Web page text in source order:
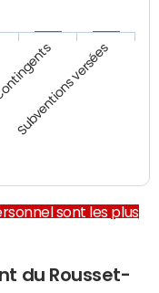
Subventions versées
sont les plus
du Rousset-